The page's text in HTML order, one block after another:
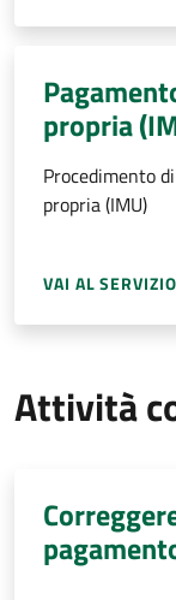
propria
Procedimento
propria (IMU)
VAI AL SERVIZIO
Attività